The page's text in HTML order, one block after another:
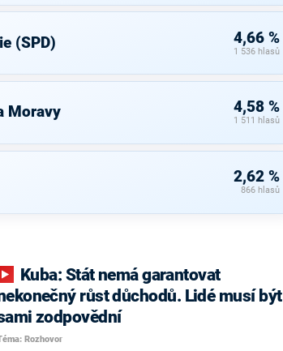
(SPD) 4,66 %
1 536 hlasů
Moravy 4,58 %
1 511 hlasů
2,62 %
866 hlasů
růst důchodů. Lidé musí být
zodpovědní
Rozhovor